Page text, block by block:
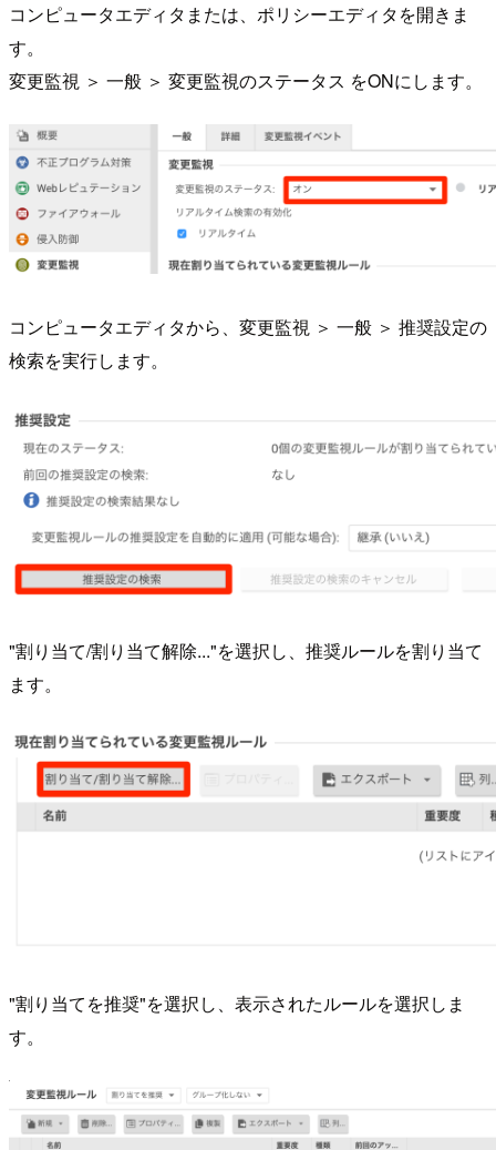
コンピュータエディタまたは、ポリシーエディタを開きま
す。
変更監視 ＞ 一般 ＞ 変更監視のステータス をONにします。
コンピュータエディタから、変更監視 ＞ 一般 ＞ 推奨設定の
検索を実行します。
"割り当て/割り当て解除..."を選択し、推奨ルールを割り当て
ます。
"割り当てを推奨"を選択し、表示されたルールを選択しま
す。